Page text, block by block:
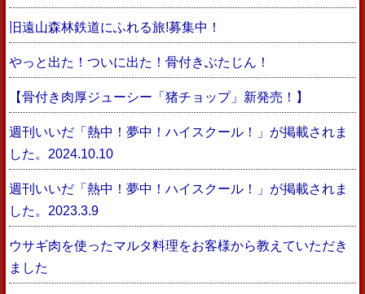
旧遠山森林鉄道にふれる旅!募集中！
やっと出た！ついに出た！骨付きぶたじん！
【骨付き肉厚ジューシー「猪チョップ」新発売！】
週刊いいだ「熱中！夢中！ハイスクール！」が掲載されま
した。2024.10.10
週刊いいだ「熱中！夢中！ハイスクール！」が掲載されま
した。2023.3.9
ウサギ肉を使ったマルタ料理をお客様から教えていただき
ました